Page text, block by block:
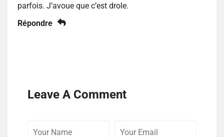
parfois. J’avoue que c’est drole.
Répondre
Leave A Comment